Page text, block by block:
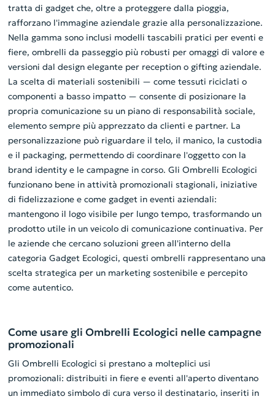
tratta di gadget che, oltre a proteggere dalla pioggia,
rafforzano l'immagine aziendale grazie alla personalizzazione.
Nella gamma sono inclusi modelli tascabili pratici per eventi e
fiere, ombrelli da passeggio più robusti per omaggi di valore e
versioni dal design elegante per reception o gifting aziendale.
La scelta di materiali sostenibili — come tessuti riciclati o
componenti a basso impatto — consente di posizionare la
propria comunicazione su un piano di responsabilità sociale,
elemento sempre più apprezzato da clienti e partner. La
personalizzazione può riguardare il telo, il manico, la custodia
e il packaging, permettendo di coordinare l'oggetto con la
brand identity e le campagne in corso. Gli Ombrelli Ecologici
funzionano bene in attività promozionali stagionali, iniziative
di fidelizzazione e come gadget in eventi aziendali:
mantengono il logo visibile per lungo tempo, trasformando un
prodotto utile in un veicolo di comunicazione continuativa. Per
le aziende che cercano soluzioni green all'interno della
categoria Gadget Ecologici, questi ombrelli rappresentano una
scelta strategica per un marketing sostenibile e percepito
come autentico.
Come usare gli Ombrelli Ecologici nelle campagne
promozionali
Gli Ombrelli Ecologici si prestano a molteplici usi
promozionali: distribuiti in fiere e eventi all'aperto diventano
un immediato simbolo di cura verso il destinatario, inseriti in